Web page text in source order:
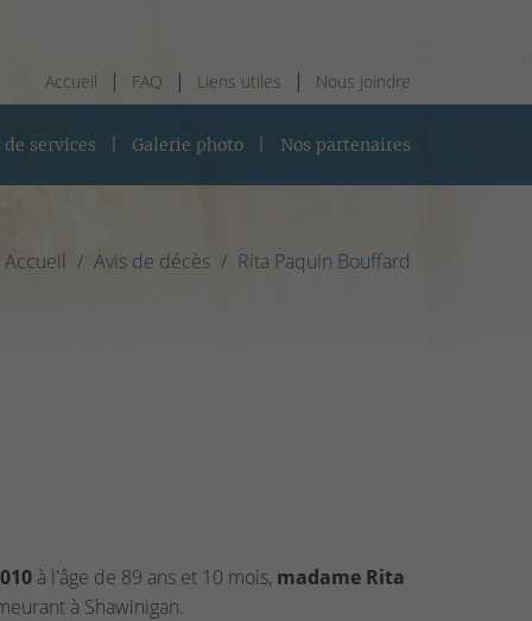
Accueil FAQ Liens utiles Nous joindre
services Galerie photo Nos partenaires
Accueil Avis de décès Rita Paquin Bouffard
à l'âge de 89 ans et 10 mois, madame Rita
à Shawinigan.